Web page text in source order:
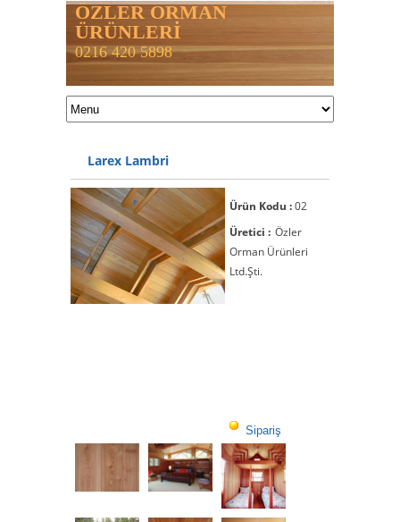
ÖZLER ORMAN
ÜRÜNLERİ
0216 420 5898
Larex Lambri
Ürün Kodu :02
Üretici : Özler
Orman Ürünleri
Ltd.Şti.
Sipariş